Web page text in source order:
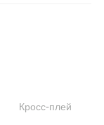
Кросс-плей